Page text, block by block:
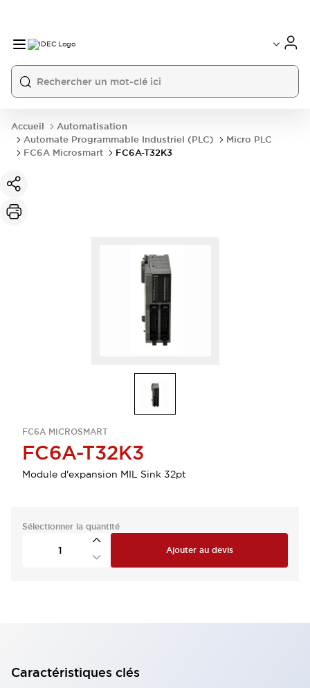
Accueil
Automatisation
Automate Programmable Industriel (PLC)
Micro PLC
FC6A Microsmart
FC6A-T32K3
FC6A MICROSMART
FC6A-T32K3
Module d'expansion MIL Sink 32pt
Sélectionner la quantité
Ajouter au devis
Caractéristiques clés